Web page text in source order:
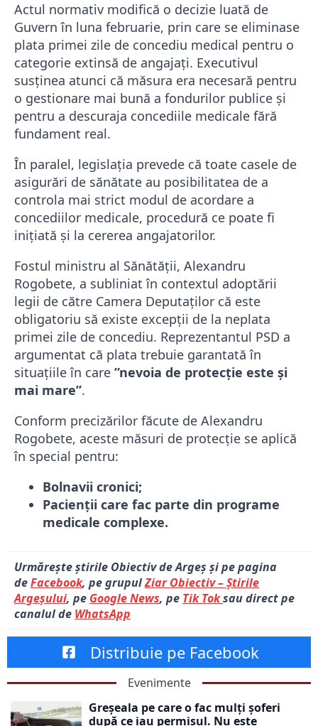
Actul normativ modifică o decizie luată de
Guvern în luna februarie, prin care se eliminase
plata primei zile de concediu medical pentru o
categorie extinsă de angajați. Executivul
susținea atunci că măsura era necesară pentru
o gestionare mai bună a fondurilor publice și
pentru a descuraja concediile medicale fără
fundament real.
În paralel, legislația prevede că toate casele de
asigurări de sănătate au posibilitatea de a
controla mai strict modul de acordare a
concediilor medicale, procedură ce poate fi
inițiată și la cererea angajatorilor.
Fostul ministru al Sănătății, Alexandru
Rogobete, a subliniat în contextul adoptării
legii de către Camera Deputaților că este
obligatoriu să existe excepții de la neplata
primei zile de concediu. Reprezentantul PSD a
argumentat că plata trebuie garantată în
situațiile în care ”nevoia de protecție este și
mai mare”.
Conform precizărilor făcute de Alexandru
Rogobete, aceste măsuri de protecție se aplică
în special pentru:
Bolnavii cronici;
Pacienții care fac parte din programe
medicale complexe.
Urmărește știrile Obiectiv de Argeș și pe pagina
deFacebook, pe grupulZiar Obiectiv – Știrile
Argeșului, pe Google News, pe Tik Toksau direct pe
canalul de WhatsApp
Distribuie pe Facebook
Evenimente
Greșeala pe care o fac mulți șoferi
după ce iau permisul. Nu este